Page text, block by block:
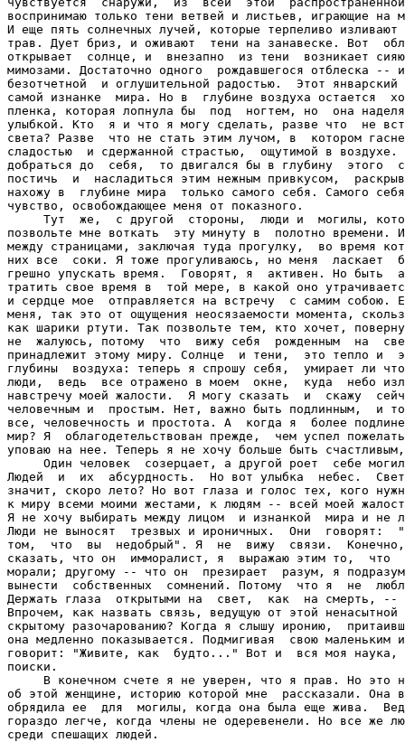
воспринимаю только тени ветвей и листьев, играющие на
И еще пять солнечных лучей, которые терпеливо
трав. Дует бриз, и оживают  тени на занавеске. Вот
открывает  солнце, и  внезапно  из тени  возникает
мимозами. Достаточно одного  рождавшегося отблеска --
безотчетной  и оглушительной радостью.  Этот
самой изнанке  мира. Но в  глубине воздуха остается
пленка, которая лопнула бы  под  ногтем, но  она
улыбкой. Кто  я и что я могу сделать, разве что  не
света? Разве  что не стать этим лучом, в  котором
сладостью  и сдержанной страстью,  ощутимой в
добраться до  себя,  то двигался бы в глубину  этого
постичь  и  насладиться этим нежным привкусом,
нахожу в  глубине мира  только самого себя. Самого
чувство, освобождающее меня от показного.
Тут  же,  с другой  стороны,  люди и  могилы,
позвольте мне воткать  эту минуту в  полотно времени.
между страницами, заключая туда прогулку,  во время
них все  соки. Я тоже прогуливаюсь, но меня  ласкает
грешно упускать время.  Говорят, я  активен. Но быть
тратить свое время в  той мере, в какой оно
и сердце мое  отправляется на встречу  с самим собою.
меня, так это от ощущения неосязаемости момента,
как шарики ртути. Так позвольте тем, кто хочет,
не  жалуюсь, потому  что  вижу себя  рожденным  на
принадлежит этому миру. Солнце  и тени,  это тепло и
глубины  воздуха: теперь я спрошу себя,  умирает ли
люди,  ведь  все отражено в моем  окне,  куда  небо
навстречу моей жалости.  Я могу сказать  и  скажу
человечным и  простым. Нет, важно быть подлинным,  и
все, человечность и простота. А  когда я  более
мир? Я  облагодетельствован прежде,  чем успел
уповаю на нее. Теперь я не хочу больше быть
Один человек  созерцает, а другой роет  себе
Людей  и  их  абсурдность.  Но вот улыбка  небес.
значит, скоро лето? Но вот глаза и голос тех, кого
к миру всеми моими жестами, к людям -- всей моей
Я не хочу выбирать между лицом  и изнанкой  мира и не
Люди не выносят  трезвых и ироничных.  Они  говорят:
том,  что  вы  недобрый". Я  не  вижу  связи.
сказать, что он  имморалист, я  выражаю этим то,  что
морали; другому -- что он  презирает  разум, я
вынести  собственных  сомнений. Потому  что я  не
Держать глаза  открытыми на  свет,  как  на смерть, --
Впрочем, как назвать связь, ведущую от этой
скрытому разочарованию? Когда я слышу иронию,
она медленно показывается. Подмигивая  свою маленьким
говорит: "Живите, как  будто..." Вот и  вся моя наука,
поиски.
В конечном счете я не уверен, что я прав. Но это
об этой женщине, историю которой мне  рассказали. Она
обрядила ее  для  могилы, когда она была еще жива.
гораздо легче, когда члены не одеревенели. Но все же
среди спешащих людей.